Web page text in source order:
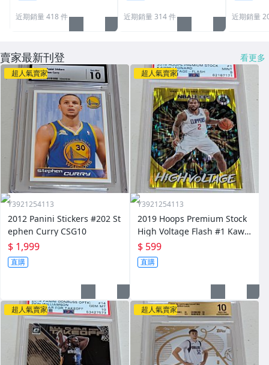
近期銷量 418 件 近期銷量 314 件 近期銷量
賣家最新刊登 看更多
超人氣賣家
Y3921254113
2012 Panini Stickers #202 St
ephen Curry CSG10
$ 1,999
直購
超人氣賣家
Y3921254113
2019 Hoops Premium Stock
High Voltage Flash #1 Kawh
i Leonard PSA9
$ 599
直購
超人氣賣家 超人氣賣家